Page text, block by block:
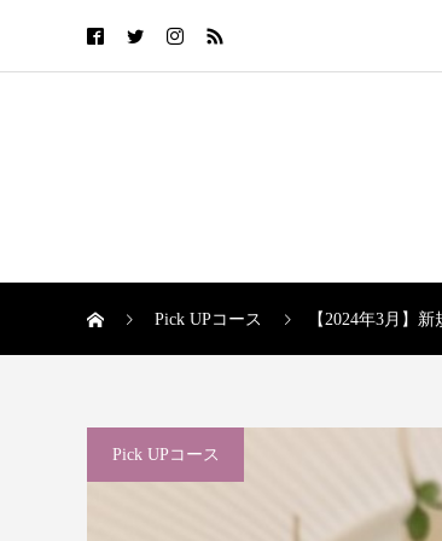
Pick UPコース 【2024年3月】
Pick UPコース